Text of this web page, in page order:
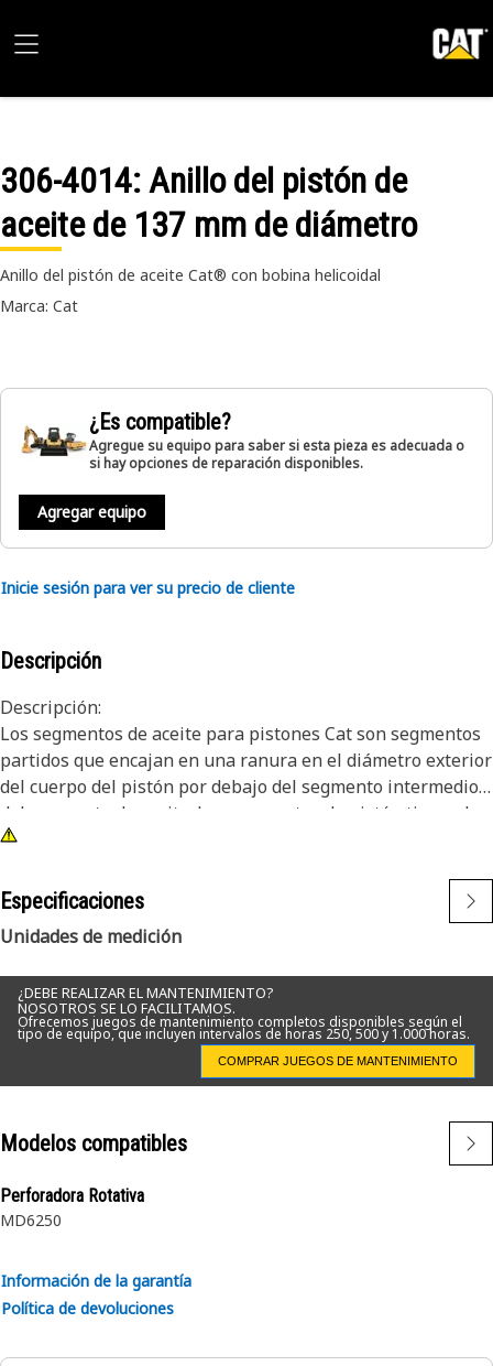
306-4014: Anillo del pistón de
aceite de 137 mm de diámetro
Anillo del pistón de aceite Cat® con bobina helicoidal
Marca: Cat
¿Es compatible?
Agregue su equipo para saber si esta pieza es adecuada o
si hay opciones de reparación disponibles.
Agregar equipo
Inicie sesión para ver su precio de cliente
Descripción
Descripción:
Los segmentos de aceite para pistones Cat son segmentos
partidos que encajan en una ranura en el diámetro exterior
del cuerpo del pistón por debajo del segmento intermedio y
del segmento de aceite. Los segmentos de pistón tienen la
función de formar un sello entre el cuerpo del pistón y la
combustión del cilindro hacia el cárter, mantiene un nivel
constante de aceite lubricante entre la pared del cilindro y
el pistón y regula el consumo de aceite del motor rascando
el aceite de la pared del cilindro de vuelta al cárter.
Atributos:
• Anillo de aceite del pistón de bobina helicoidal de dos
• Control de emisiones
Aplicación:
Consulte el Manual del Propietario o comuníquese con su
Especificaciones
Unidades de medición
¿DEBE REALIZAR EL MANTENIMIENTO?
NOSOTROS SE LO FACILITAMOS.
Ofrecemos juegos de mantenimiento completos disponibles según el
tipo de equipo, que incluyen intervalos de horas 250, 500 y 1.000 horas.
COMPRAR JUEGOS DE MANTENIMIENTO
Modelos compatibles
Perforadora Rotativa
MD6250
Información de la garantía
Política de devoluciones